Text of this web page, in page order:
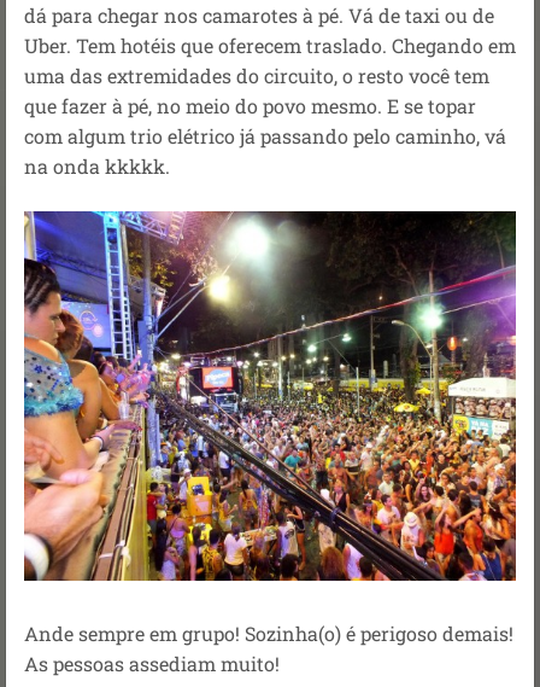
dá para chegar nos camarotes à pé. Vá de taxi ou de
Uber. Tem hotéis que oferecem traslado. Chegando em
uma das extremidades do circuito, o resto você tem
que fazer à pé, no meio do povo mesmo. E se topar
com algum trio elétrico já passando pelo caminho, vá
na onda kkkkk.
Ande sempre em grupo! Sozinha(o) é perigoso demais!
As pessoas assediam muito!